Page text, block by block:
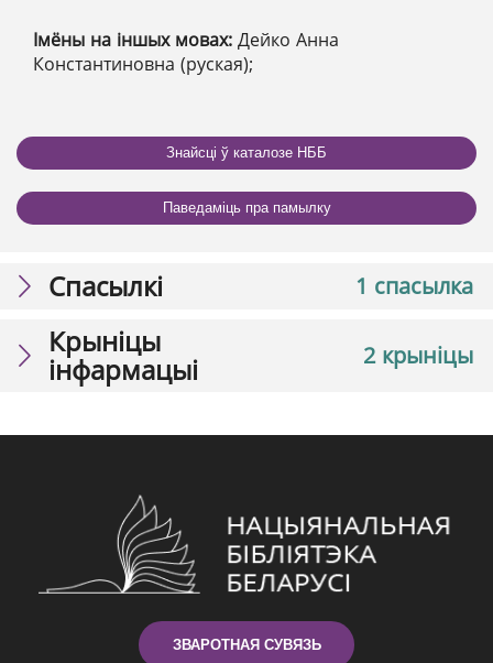
Імёны на іншых мовах: Дейко Анна
Константиновна (руская);
Знайсці ў каталозе НББ
Паведаміць пра памылку
1 спасылка
Спасылкі
2 крыніцы
Крыніцы
інфармацыі
ЗВАРОТНАЯ СУВЯЗЬ